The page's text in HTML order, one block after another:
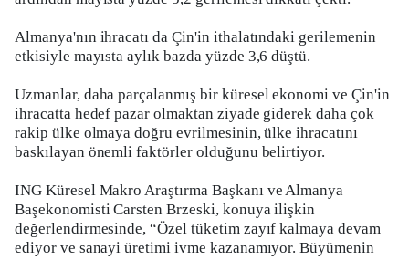
Almanya'nın ihracatı da Çin'in ithalatındaki gerilemenin
etkisiyle mayısta aylık bazda yüzde 3,6 düştü.
Uzmanlar, daha parçalanmış bir küresel ekonomi ve Çin'in
ihracatta hedef pazar olmaktan ziyade giderek daha çok
rakip ülke olmaya doğru evrilmesinin, ülke ihracatını
baskılayan önemli faktörler olduğunu belirtiyor.
ING Küresel Makro Araştırma Başkanı ve Almanya
Başekonomisti Carsten Brzeski, konuya ilişkin
değerlendirmesinde, “Özel tüketim zayıf kalmaya devam
ediyor ve sanayi üretimi ivme kazanamıyor. Büyümenin